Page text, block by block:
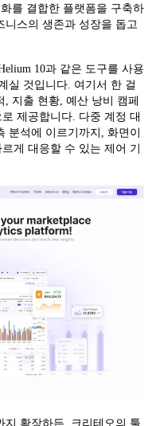
를 결합한 플랫폼을 구축하
니스의 생존과 성장을 돕고
10과 같은 도구를 사용
실 것입니다. 여기서 한 걸
, 지출 현황, 예산 낭비 캠페
제공합니다. 다중 계정 대
분석에 이르기까지, 화면이
게 대응할 수 있는 제어 기
지 확장하든, 크리테오의 툴